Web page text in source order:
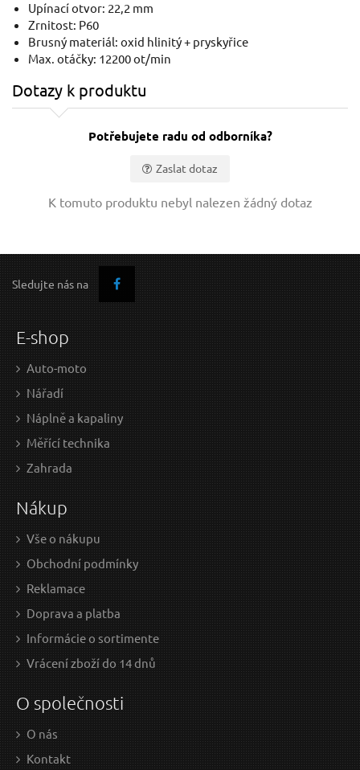
1,39 EUR / Ks
1.13 EUR bez DPH
Skladem
Lamelový kotouč 115mm, P80
0,87 EUR / Ks
0.71 EUR bez DPH
Upínací otvor: 22,2 mm
Zrnitost: P60
Brusný materiál: oxid hlinitý + pryskyřice
Max. otáčky: 12200 ot/min
Dotazy k produktu
Potřebujete radu od odborníka?
Zaslat dotaz
Odeslat dotaz
K tomuto produktu nebyl nalezen žádný dotaz
Sledujte nás na
E-shop
Auto-moto
Nářadí
Náplně a kapaliny
Měřící technika
Zahrada
Nákup
Vše o nákupu
Obchodní podmínky
Reklamace
Doprava a platba
Informácie o sortimente
Vrácení zboží do 14 dnů
O společnosti
O nás
Kontakt